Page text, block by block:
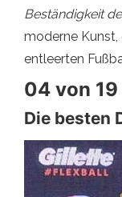
Beständigkeit
moderne Kunst,
entleerten
04 von 19
Die besten